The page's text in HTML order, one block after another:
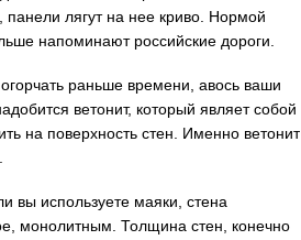
панели лягут на нее криво. Нормой
напоминают российские дороги.
раньше времени, авось ваши
ветонит, который являет собой
на поверхность стен. Именно ветонит
вы используете маяки, стена
монолитным. Толщина стен, конечно